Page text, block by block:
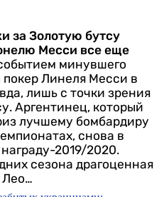
за Золотую бутсу
Месси все еще
минувшего
покер Линеля Месси в
лишь с точки зрения
Аргентинец, который
лучшему бомбардиру
снова в
2019/2020.
сезона драгоценная
Лео…